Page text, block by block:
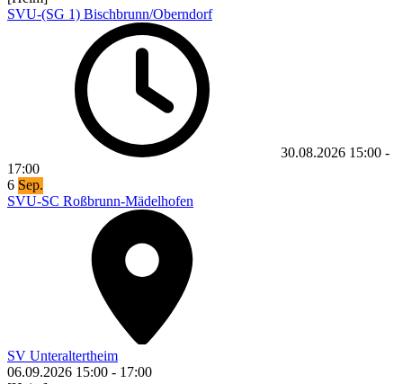
SVU-(SG 1) Bischbrunn/Oberndorf
30.08.2026 15:00 -
17:00
6 Sep.
SVU-SC Roßbrunn-Mädelhofen
SV Unteraltertheim
06.09.2026 15:00 - 17:00